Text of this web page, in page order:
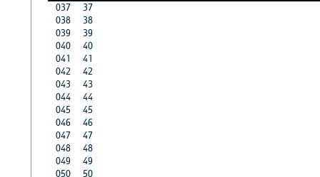
037
37
038
38
039
39
040
40
041
41
042
42
043
43
044
44
045
45
046
46
047
47
048
48
049
49
050
50